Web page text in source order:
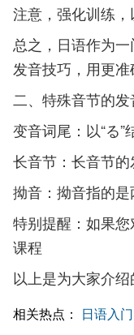
注意，强化训练，
总之，日语作为
发音技巧，用更准
二、特殊音节的
变音词尾：以“る
长音节：长音节
拗音：拗音指的
特别提醒：如果
课程
以上是为大家介
相关热点： 日语入门